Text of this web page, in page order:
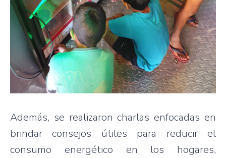
Además, se realizaron charlas enfocadas en
brindar consejos útiles para reducir el
consumo energético en los hogares,